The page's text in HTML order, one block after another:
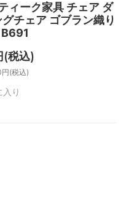
ーク家具 チェア ダ
チェア ゴブラン織り
税込)
(税込)
入り